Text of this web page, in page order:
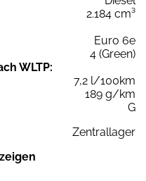
2.184 cm³
Euro 6e
4 (Green)
WLTP:
7,2 l/100km
189 g/km
G
Zentrallager